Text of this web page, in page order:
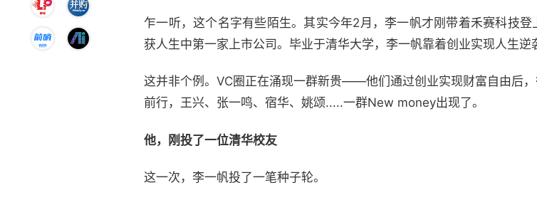
乍一听，这个名字有些陌生。其实今年2月，李一帆才刚带着禾赛科技
获人生中第一家上市公司。毕业于清华大学，李一帆靠着创业实现人生逆
这并非个例。VC圈正在涌现一群新贵——他们通过创业实现财富自由后
前行，王兴、张一鸣、宿华、姚颂.....一群New money出现了。
他，刚投了一位清华校友
这一次，李一帆投了一笔种子轮。